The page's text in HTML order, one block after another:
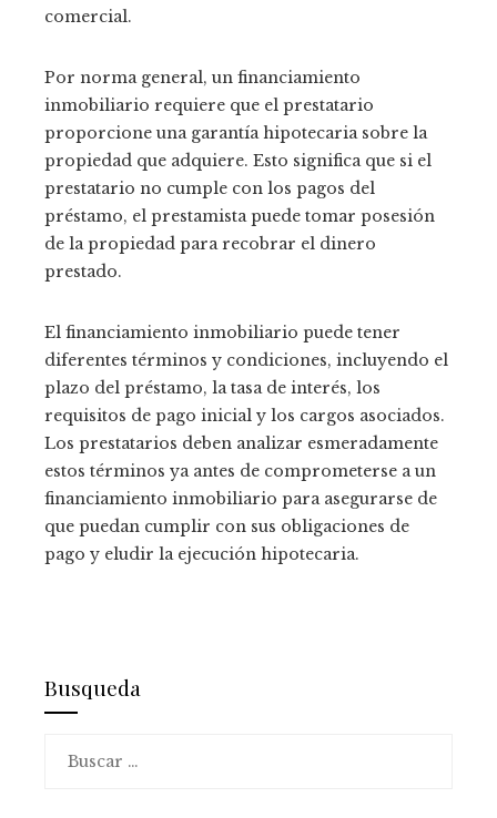
comercial.
Por norma general, un financiamiento
inmobiliario requiere que el prestatario
proporcione una garantía hipotecaria sobre la
propiedad que adquiere. Esto significa que si el
prestatario no cumple con los pagos del
préstamo, el prestamista puede tomar posesión
de la propiedad para recobrar el dinero
prestado.
El financiamiento inmobiliario puede tener
diferentes términos y condiciones, incluyendo el
plazo del préstamo, la tasa de interés, los
requisitos de pago inicial y los cargos asociados.
Los prestatarios deben analizar esmeradamente
estos términos ya antes de comprometerse a un
financiamiento inmobiliario para asegurarse de
que puedan cumplir con sus obligaciones de
pago y eludir la ejecución hipotecaria.
Busqueda